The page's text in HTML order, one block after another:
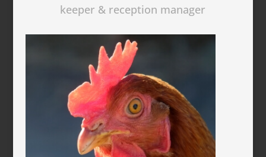
keeper & reception manager